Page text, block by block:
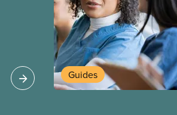
Guides